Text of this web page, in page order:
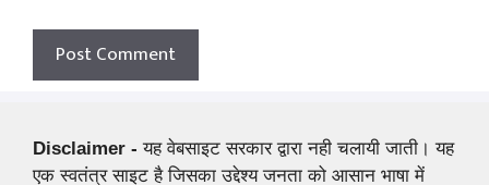
Disclaimer - यह वेबसाइट सरकार द्वारा नही चलायी जाती। यह
एक स्वतंत्र साइट है जिसका उद्देश्य जनता को आसान भाषा में